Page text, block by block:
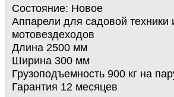
Состояние: Новое
Аппарели для садовой техники
мотовездеходов
Длина 2500 мм
Ширина 300 мм
Грузоподъемность 900 кг на
Гарантия 12 месяцев